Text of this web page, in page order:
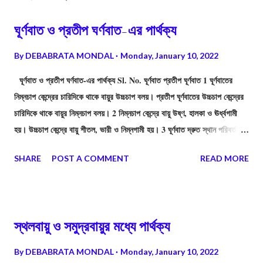
ঘূর্ণবাত ও প্রতীপ ঘর্ণবাত-এর পার্থক্য
ByDEBABRATA MONDAL Monday, January 10, 2022
ঘূর্ণবাত ও প্রতীপ ঘর্ণবাত-এর পার্থক্য Sl. No. ঘূর্ণবাত প্রতীপ ঘূর্ণবাত 1 ঘূর্ণবাতের
নিম্নচাপ কেন্দ্রের চারিদিকে থাকে বায়ুর উচ্চচাপ বলয়। প্রতীপ ঘূর্ণবাতের উচ্চচাপ কেন্দ্রের
চারিদিকে থাকে বায়ুর নিম্নচাপ বলয়। 2 নিম্নচাপ কেন্দ্রে বায়ু উষ্ণ, হালকা ও ঊর্ধ্বগামী
হয়। উচ্চচাপ কেন্দ্রে বায়ু শীতল, ভারী ও নিম্নগামী হয়। 3 ঘূর্ণবাত দ্রুত স্থান পরিবর্তন
করে না। 4 ঘূর্ণবাতের প্রভাবে আকাশ মেঘাচ্ছন্ন থাকে এবং বজ্রবিদ্যুৎসহ প্রবল ঝড়-বৃষ্টি
আসে অর্থাৎ বায়ুপ্রবাহ কেন্দ্রমুখী। প্রতীপ ঘূর্ণবাতে কেন...
SHARE POST A COMMENT READ MORE
স্থলবায়ু ও সমুদ্রবায়ুর মধ্যে পার্থক্য
ByDEBABRATA MONDAL Monday, January 10, 2022